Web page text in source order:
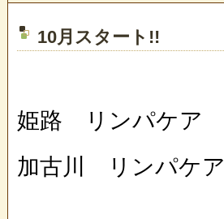
10月スタート!!
姫路 リンパケア
加古川 リンパケア